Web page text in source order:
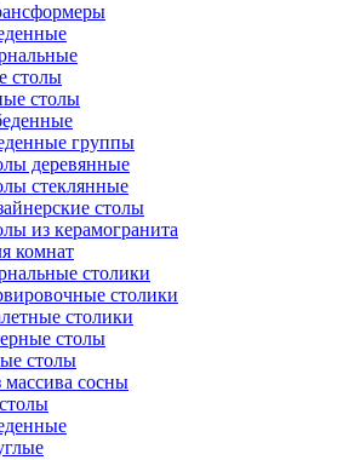
столы
столы
группы
деревянные
стеклянные
столы
из керамогранита
комнат
столики
столики
столики
столы
столы
сосны